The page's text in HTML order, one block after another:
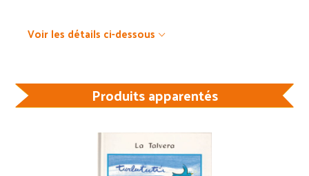
Voir les détails ci-dessous
Produits apparentés